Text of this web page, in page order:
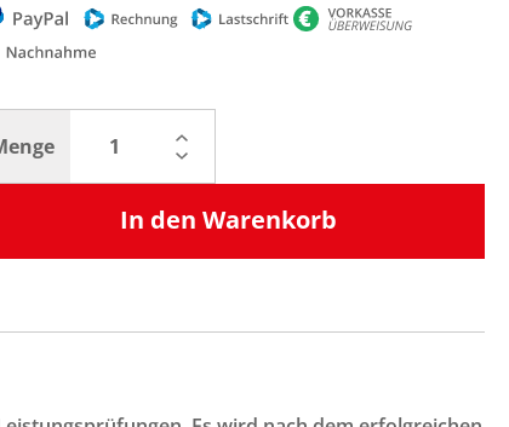
In den Warenkorb